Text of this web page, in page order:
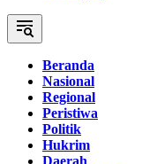
Beranda
Nasional
Regional
Peristiwa
Politik
Hukrim
Daerah